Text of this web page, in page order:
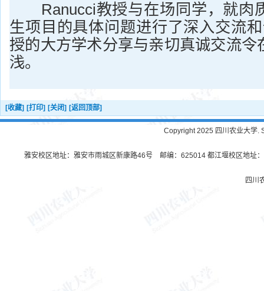
Ranucci教授与在场同学，就肉
生项目的具体问题进行了深入交流
授的大方学术分享与亲切真诚交流令
浅。
[收藏] [打印] [关闭] [返回顶部]
Copyright 2025 四川农业大学.
雅安校区地址：雅安市雨城区新康路46号 邮编：625014 都江堰校区地址
四川